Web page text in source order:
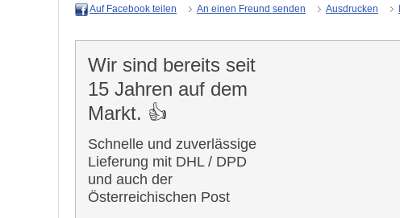
Auf Facebook teilen An einen Freund senden Ausdrucken
Wir sind bereits seit
15 Jahren auf dem
Markt. 👍
Schnelle und zuverlässige
Lieferung mit DHL / DPD
und auch der
Österreichischen Post